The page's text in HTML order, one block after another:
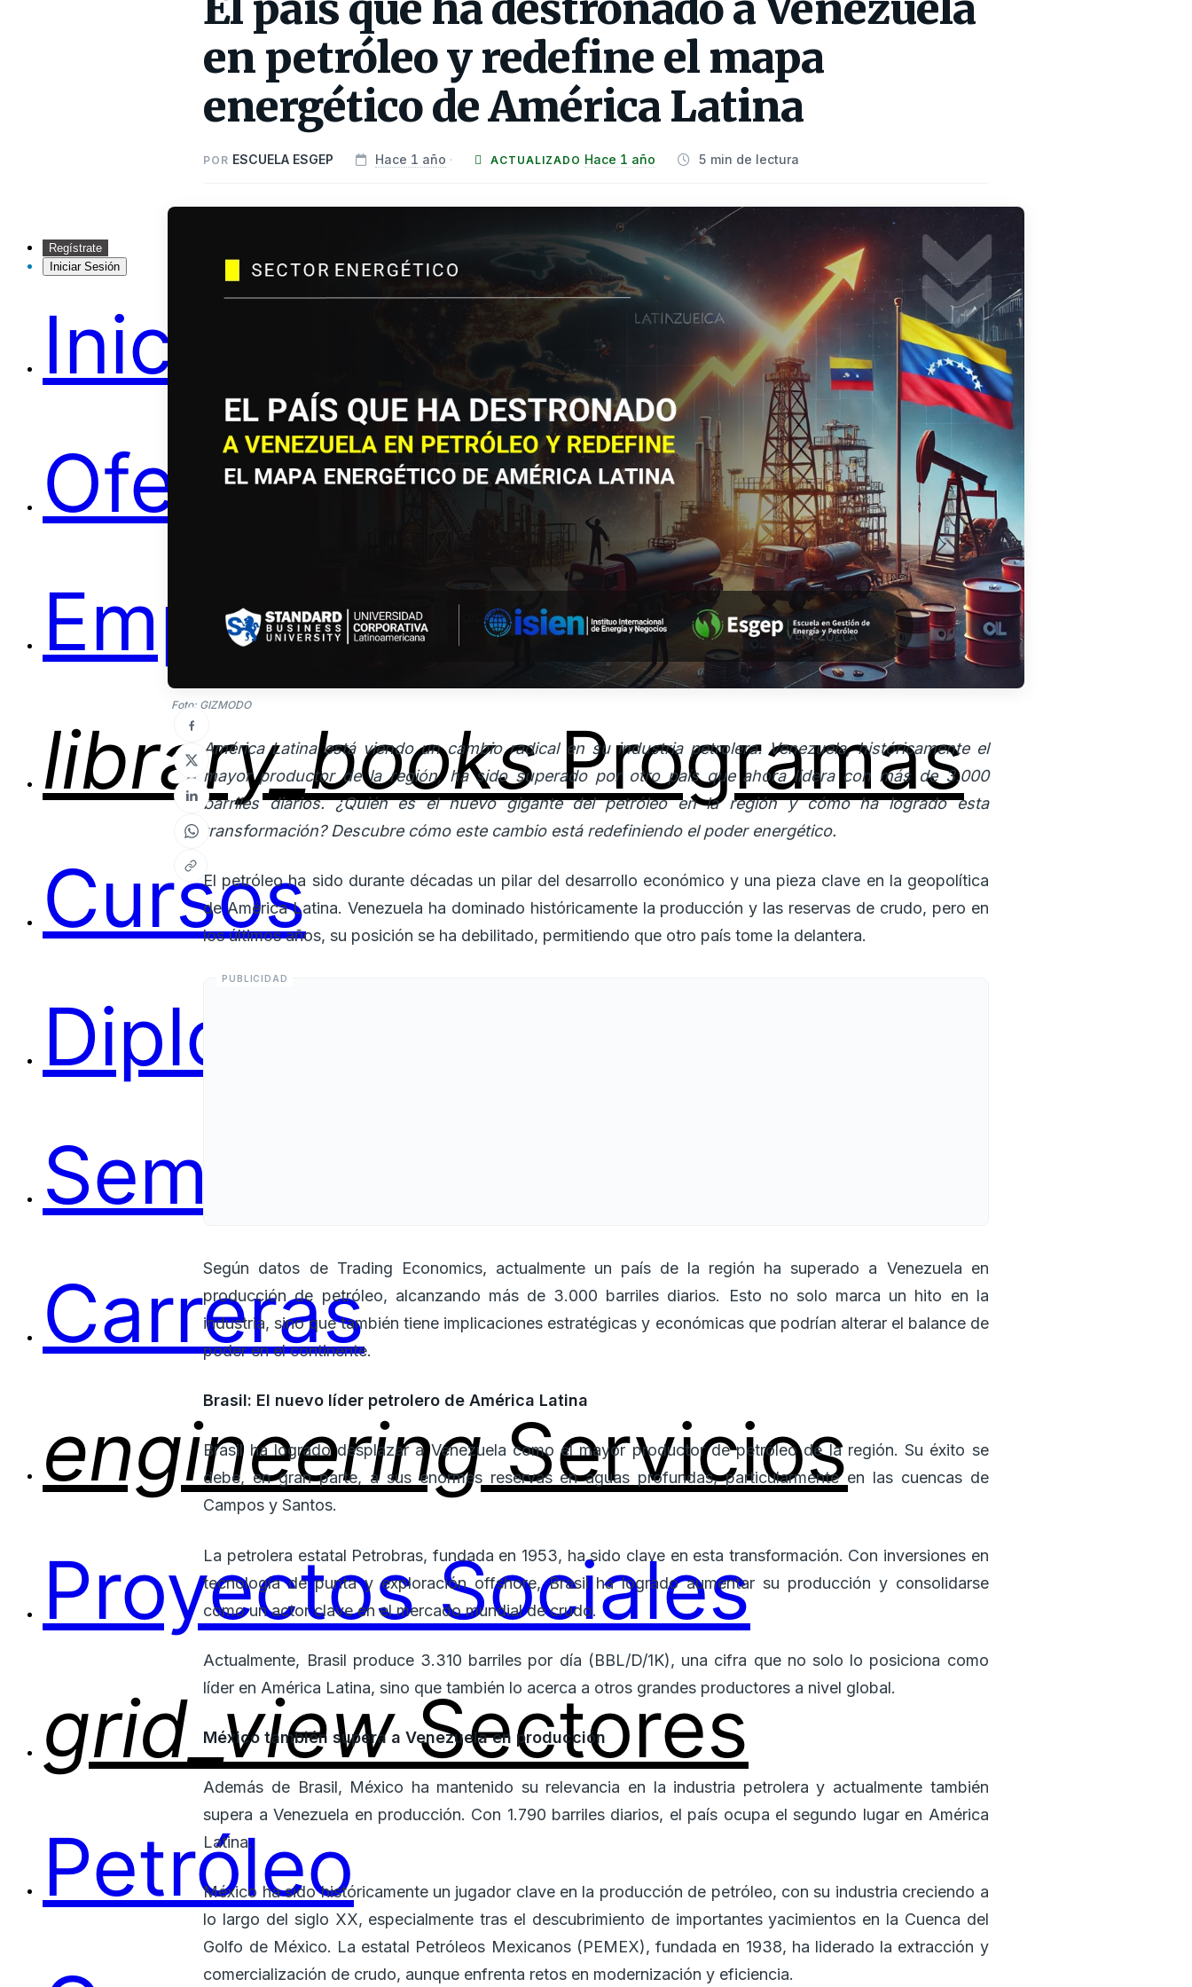
Regístrate
Iniciar Sesión
Inicio
Ofertas
Empleos
library_books Programas
Cursos
Diplomas
Seminarios
Carreras
engineering Servicios
Proyectos Sociales
grid_view Sectores
Petróleo
en petróleo y redefine el mapa
energético de América Latina
POR ESCUELA ESGEP Hace 1 año · ACTUALIZADO Hace 1 año 5 min de lectura
Foto: GIZMODO
América Latina está viendo un cambio radical en su industria petrolera. Venezuela, históricamente el
mayor productor de la región, ha sido superado por otro país que ahora lidera con más de 3.000
barriles diarios. ¿Quién es el nuevo gigante del petróleo en la región y cómo ha logrado esta
transformación? Descubre cómo este cambio está redefiniendo el poder energético.
El petróleo ha sido durante décadas un pilar del desarrollo económico y una pieza clave en la geopolítica
de América Latina. Venezuela ha dominado históricamente la producción y las reservas de crudo, pero en
los últimos años, su posición se ha debilitado, permitiendo que otro país tome la delantera.
Según datos de Trading Economics, actualmente un país de la región ha superado a Venezuela en
producción de petróleo, alcanzando más de 3.000 barriles diarios. Esto no solo marca un hito en la
industria, sino que también tiene implicaciones estratégicas y económicas que podrían alterar el balance de
poder en el continente.
Brasil: El nuevo líder petrolero de América Latina
Brasil ha logrado desplazar a Venezuela como el mayor productor de petróleo de la región. Su éxito se
debe, en gran parte, a sus enormes reservas en aguas profundas, particularmente en las cuencas de
Campos y Santos.
La petrolera estatal Petrobras, fundada en 1953, ha sido clave en esta transformación. Con inversiones en
tecnología de punta y exploración offshore, Brasil ha logrado aumentar su producción y consolidarse
como un actor clave en el mercado mundial de crudo.
Actualmente, Brasil produce 3.310 barriles por día (BBL/D/1K), una cifra que no solo lo posiciona como
líder en América Latina, sino que también lo acerca a otros grandes productores a nivel global.
México también supera a Venezuela en producción
Además de Brasil, México ha mantenido su relevancia en la industria petrolera y actualmente también
supera a Venezuela en producción. Con 1.790 barriles diarios, el país ocupa el segundo lugar en América
Latina.
México ha sido históricamente un jugador clave en la producción de petróleo, con su industria creciendo a
lo largo del siglo XX, especialmente tras el descubrimiento de importantes yacimientos en la Cuenca del
Golfo de México. La estatal Petróleos Mexicanos (PEMEX), fundada en 1938, ha liderado la extracción y
comercialización de crudo, aunque enfrenta retos en modernización y eficiencia.